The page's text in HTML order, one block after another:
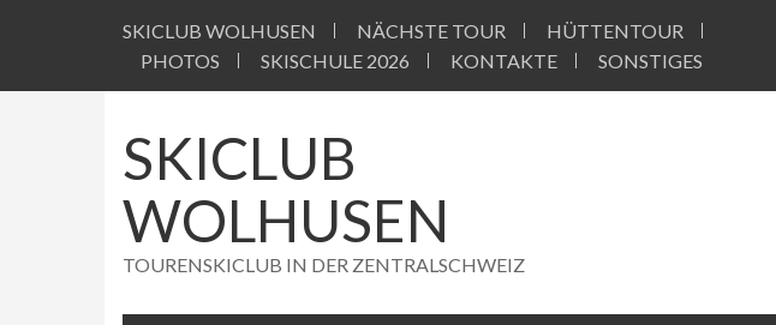
SKICLUB WOLHUSEN NÄCHSTE TOUR
HÜTTENTOUR
PHOTOS
SKISCHULE 2026 KONTAKTE SONSTIGES
SKICLUB
WOLHUSEN
TOURENSKICLUB IN DER ZENTRALSCHWEIZ